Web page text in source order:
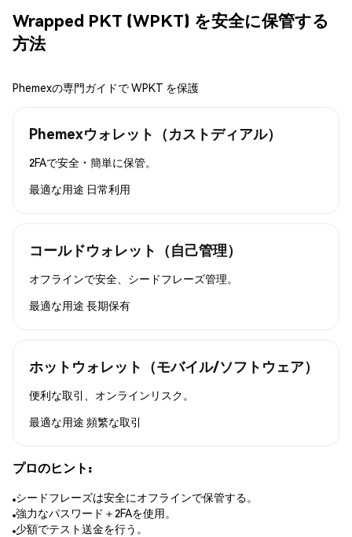
Wrapped PKT (WPKT) を安全に保管する
方法
Phemexの専門ガイドで WPKT を保護
Phemexウォレット（カストディアル）
2FAで安全・簡単に保管。
最適な用途 日常利用
コールドウォレット（自己管理）
オフラインで安全、シードフレーズ管理。
最適な用途 長期保有
ホットウォレット（モバイル/ソフトウェア）
便利な取引、オンラインリスク。
最適な用途 頻繁な取引
プロのヒント:
シードフレーズは安全にオフラインで保管する。
強力なパスワード＋2FAを使用。
少額でテスト送金を行う。